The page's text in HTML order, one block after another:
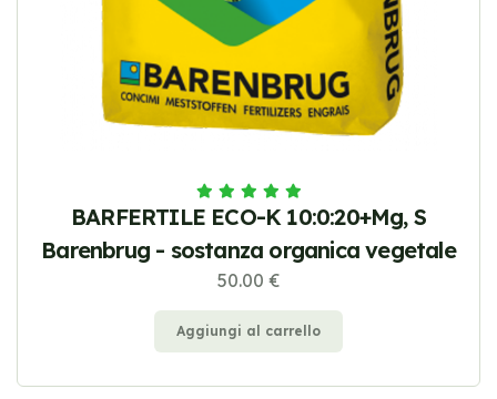
BARFERTILE ECO-K 10:0:20+Mg, S
Barenbrug - sostanza organica vegetale
50.00 €
Aggiungi al carrello